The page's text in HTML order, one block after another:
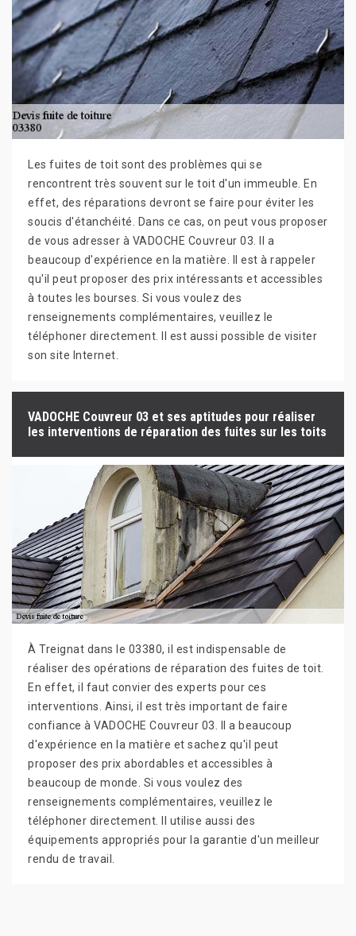
Les fuites de toit sont des problèmes qui se
rencontrent très souvent sur le toit d'un immeuble. En
effet, des réparations devront se faire pour éviter les
soucis d'étanchéité. Dans ce cas, on peut vous proposer
de vous adresser à VADOCHE Couvreur 03. Il a
beaucoup d'expérience en la matière. Il est à rappeler
qu'il peut proposer des prix intéressants et accessibles
à toutes les bourses. Si vous voulez des
renseignements complémentaires, veuillez le
téléphoner directement. Il est aussi possible de visiter
son site Internet.
VADOCHE Couvreur 03 et ses aptitudes pour réaliser
les interventions de réparation des fuites sur les toits
À Treignat dans le 03380, il est indispensable de
réaliser des opérations de réparation des fuites de toit.
En effet, il faut convier des experts pour ces
interventions. Ainsi, il est très important de faire
confiance à VADOCHE Couvreur 03. Il a beaucoup
d'expérience en la matière et sachez qu'il peut
proposer des prix abordables et accessibles à
beaucoup de monde. Si vous voulez des
renseignements complémentaires, veuillez le
téléphoner directement. Il utilise aussi des
équipements appropriés pour la garantie d'un meilleur
rendu de travail.